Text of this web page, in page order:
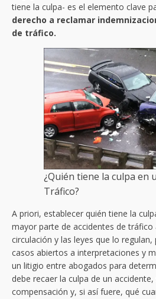
tiene la culpa- es el elemento clave
derecho a reclamar
de tráfico.
¿Quién tiene la culpa en
Tráfico?
A priori, establecer quién tiene la
mayor parte de accidentes de tráfico
circulación y las leyes que lo
casos abiertos a interpretaciones y
un litigio entre abogados para
debe recaer la culpa de un
compensación y, si así fuere, qué